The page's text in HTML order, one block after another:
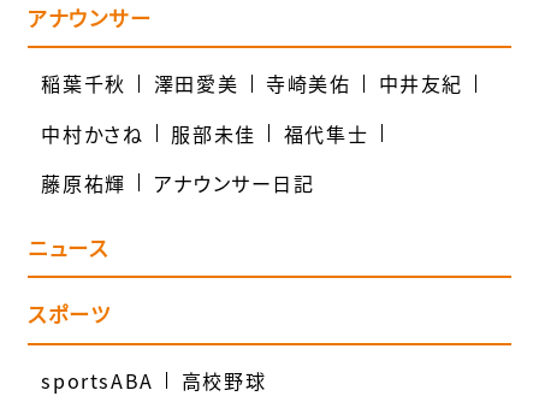
アナウンサー
稲葉千秋 澤田愛美 寺崎美佑
中井友紀
中村かさね
服部未佳
福代隼士
藤原祐輝
アナウンサー日記
ニュース
スポーツ
sportsABA 高校野球